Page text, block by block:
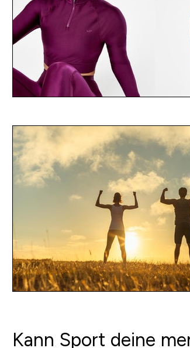
Kann Sport deine